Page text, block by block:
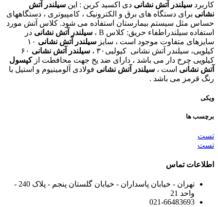
کاربرد سیلندر آتش نشانی دی اکسید کربن : این سیلندر آتش
نشانی برای دستگاه های برق و الکترونیک ، کامپیوتری ، دستگاههای
حساس مثل سیستم بیمارستان استفاده می شود. کلاس آتش مورد
استفاده سیلندراطفاء حریق: کلاس B ،
سیلندر آتش نشانی در
سایزهای متفاوت موجود است ، سایز سیلندر آتش نشانی ۱۰
کیلویی، سیلندر آتش نشانی کیولیی۳۰ ،
سیلندر آتش نشانی ۶۰
کیلویی چرخ دار می باشد ، دارای ضد یخ جهت محافطت ازکپسول
آتش نشانی است ، سیلندر آتش نشانی فولادی آلومینیوم و استیل با
رنگ قرمز می باشد .
ویکی
برچسب ها
تست
تست
اطلاعات تماس
تهران - خیابان پاسداران - خیابان گلستان پنجم - پلاک 240 -
واحد 21
021-66483693